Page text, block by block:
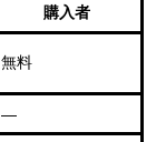
購入者
無料
―